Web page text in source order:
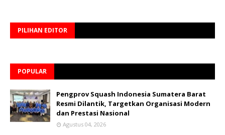
PILIHAN EDITOR
POPULAR
Pengprov Squash Indonesia Sumatera Barat
Resmi Dilantik, Targetkan Organisasi Modern
dan Prestasi Nasional
Agustus 04, 2026